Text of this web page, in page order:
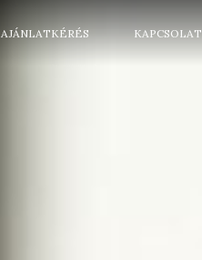
AJÁNLATKÉRÉS KAPCSOLAT